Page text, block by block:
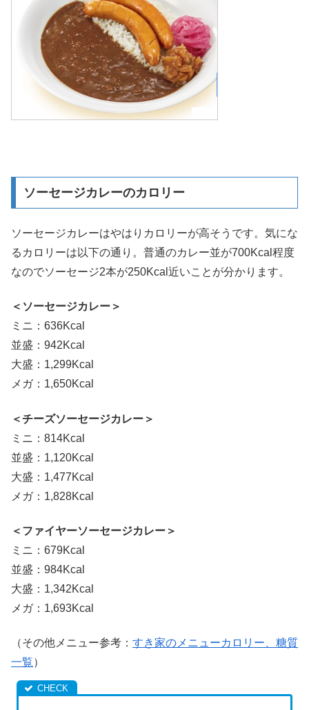
ソーセージカレーのカロリー
ソーセージカレーはやはりカロリーが高そうです。気にな
るカロリーは以下の通り。普通のカレー並が700Kcal程度
なのでソーセージ2本が250Kcal近いことが分かります。
＜ソーセージカレー＞
ミニ：636Kcal
並盛：942Kcal
大盛：1,299Kcal
メガ：1,650Kcal
＜チーズソーセージカレー＞
ミニ：814Kcal
並盛：1,120Kcal
大盛：1,477Kcal
メガ：1,828Kcal
＜ファイヤーソーセージカレー＞
ミニ：679Kcal
並盛：984Kcal
大盛：1,342Kcal
メガ：1,693Kcal
（その他メニュー参考： すき家のメニューカロリー、糖質
一覧）